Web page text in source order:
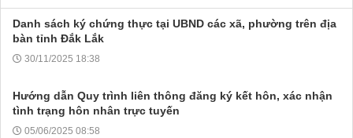
Danh sách ký chứng thực tại UBND các xã, phường trên địa
bàn tỉnh Đắk Lắk
30/11/2025 18:38
Hướng dẫn Quy trình liên thông đăng ký kết hôn, xác nhận
tình trạng hôn nhân trực tuyến
05/06/2025 08:58